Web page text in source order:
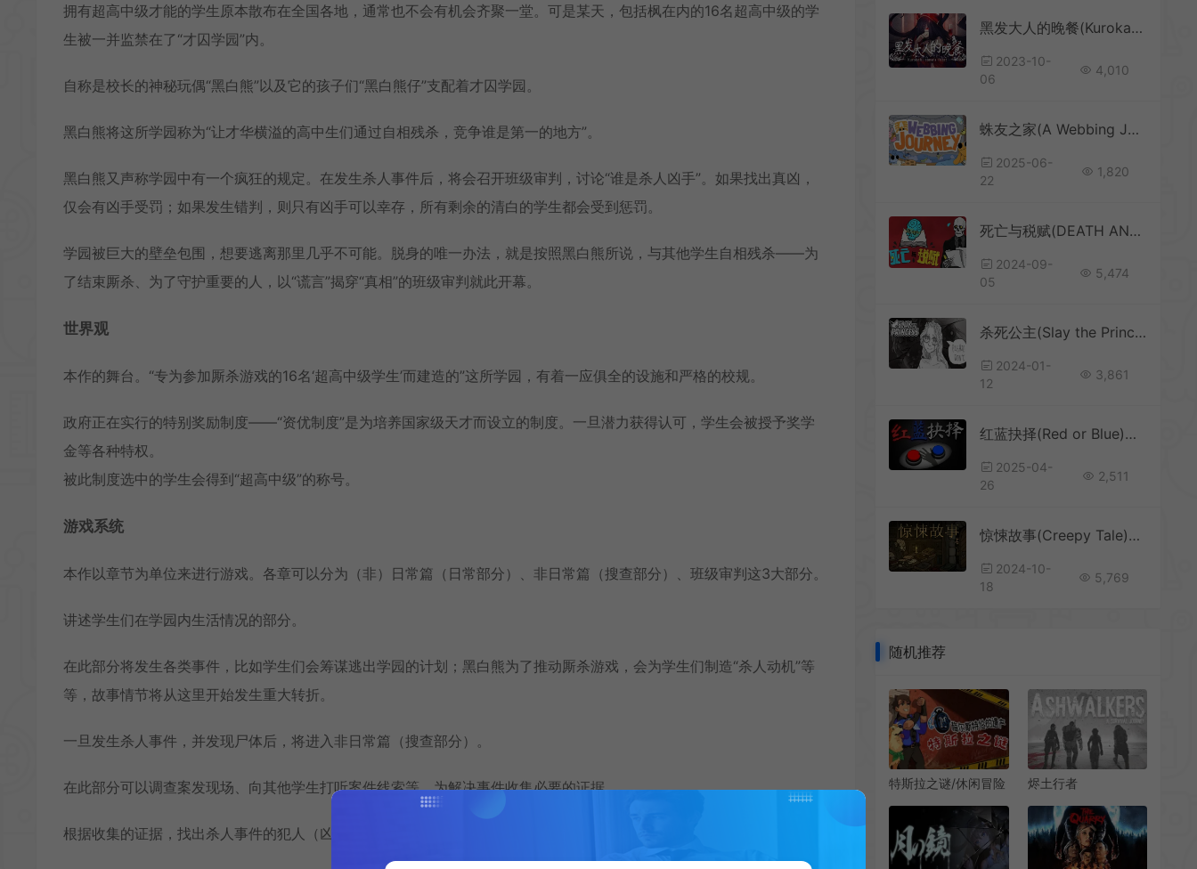
拥有超高中级才能的学生原本散布在全国各地，通常也不会有机会齐聚一堂。可是某天，包括枫在内的16名超高中级的学
生被一并监禁在了“才囚学园”内。
自称是校长的神秘玩偶“黑白熊”以及它的孩子们“黑白熊仔”支配着才囚学园。
黑白熊将这所学园称为“让才华横溢的高中生们通过自相残杀，竞争谁是第一的地方”。
黑白熊又声称学园中有一个疯狂的规定。在发生杀人事件后，将会召开班级审判，讨论“谁是杀人凶手”。如果找出真凶，
仅会有凶手受罚；如果发生错判，则只有凶手可以幸存，所有剩余的清白的学生都会受到惩罚。
学园被巨大的壁垒包围，想要逃离那里几乎不可能。脱身的唯一办法，就是按照黑白熊所说，与其他学生自相残杀——为
了结束厮杀、为了守护重要的人，以“谎言”揭穿“真相”的班级审判就此开幕。
世界观
本作的舞台。“专为参加厮杀游戏的16名‘超高中级学生’而建造的”这所学园，有着一应俱全的设施和严格的校规。
政府正在实行的特别奖励制度——“资优制度”是为培养国家级天才而设立的制度。一旦潜力获得认可，学生会被授予奖学
金等各种特权。
被此制度选中的学生会得到“超高中级”的称号。
游戏系统
本作以章节为单位来进行游戏。各章可以分为（非）日常篇（日常部分）、非日常篇（搜查部分）、班级审判这3大部分。
讲述学生们在学园内生活情况的部分。
在此部分将发生各类事件，比如学生们会筹谋逃出学园的计划；黑白熊为了推动厮杀游戏，会为学生们制造“杀人动机”等
等，故事情节将从这里开始发生重大转折。
一旦发生杀人事件，并发现尸体后，将进入非日常篇（搜查部分）。
在此部分可以调查案发现场、向其他学生打听案件线索等，为解决事件收集必要的证据。
根据收集的证据，找出杀人事件的犯人（凶手），这称作“班级审判”。
黑发大人的晚餐(Kurokami-sama’s Feast)简中|PC|灵异策略养成ADV游戏
2023-10-
06
4,010
蛛友之家(A Webbing Journey)沙盒蜘蛛模拟冒险游戏|下载
2025-06-
22
1,820
死亡与税赋(DEATH AND TAXES)手绘短篇文字游戏|下载
2024-09-
05
5,474
杀死公主(Slay the Princess)英文|PC|AVG|线性时间发展解谜游戏
2024-01-
12
3,861
红蓝抉择(Red or Blue)恐怖元素悬疑游戏|下载
2025-04-
26
2,511
惊悚故事(Creepy Tale)简中|PC|AVG|2D恐怖解谜游戏
2024-10-
18
5,769
随机推荐
特斯拉之谜/休闲冒险
LEGACY The Tesla
Mystery 下载
烬土行者
中|PC|非线性叙事生
存模拟游戏